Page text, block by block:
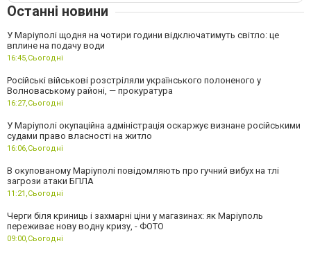
Останні новини
У Маріуполі щодня на чотири години відключатимуть світло: це
вплине на подачу води
16:45,Сьогодні
Російські військові розстріляли українського полоненого у
Волноваському районі, — прокуратура
16:27,Сьогодні
У Маріуполі окупаційна адміністрація оскаржує визнане російськими
судами право власності на житло
16:06,Сьогодні
В окупованому Маріуполі повідомляють про гучний вибух на тлі
загрози атаки БПЛА
11:21,Сьогодні
Черги біля криниць і захмарні ціни у магазинах: як Маріуполь
переживає нову водну кризу, - ФОТО
09:00,Сьогодні